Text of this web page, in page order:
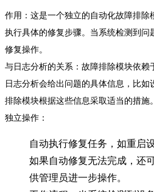
作用：这是一个独立的自动化故障排除
执行具体的修复步骤。当系统检测到问
修复操作。
与日志分析的关系：故障排除模块依赖
日志分析会给出问题的具体信息，比
排除模块根据这些信息采取适当的措施。
独立操作：
自动执行修复任务，如重启
如果自动修复无法完成，还
供管理员进一步操作。